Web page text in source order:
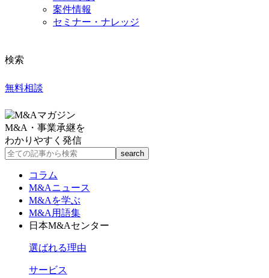
案件情報
セミナー・ナレッジ
検索
無料相談
M&A・事業承継を
わかりやすく発信
コラム
M&Aニュース
M&Aを学ぶ
M&A用語集
日本M&Aセンター
選ばれる理由
サービス